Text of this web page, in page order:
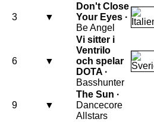
3 ▼
Don't Close
Your Eyes ·
Be Angel
6 ▼
Vi sitter i
Ventrilo
och spelar
DOTA ·
Basshunter
9 ▼
The Sun ·
Dancecore
Allstars